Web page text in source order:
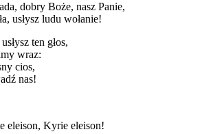
dobry Boże, nasz Panie,
usłysz ludu wołanie!
ten głos,
wraz:
cios,
nas!
eleison, Kyrie eleison!